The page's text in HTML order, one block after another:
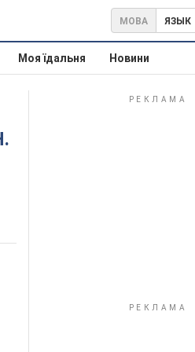
МОВА ЯЗЫК
Моя їдальня Новини